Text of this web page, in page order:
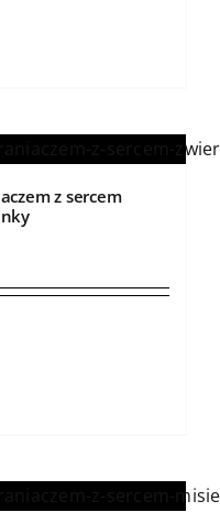
z sercem